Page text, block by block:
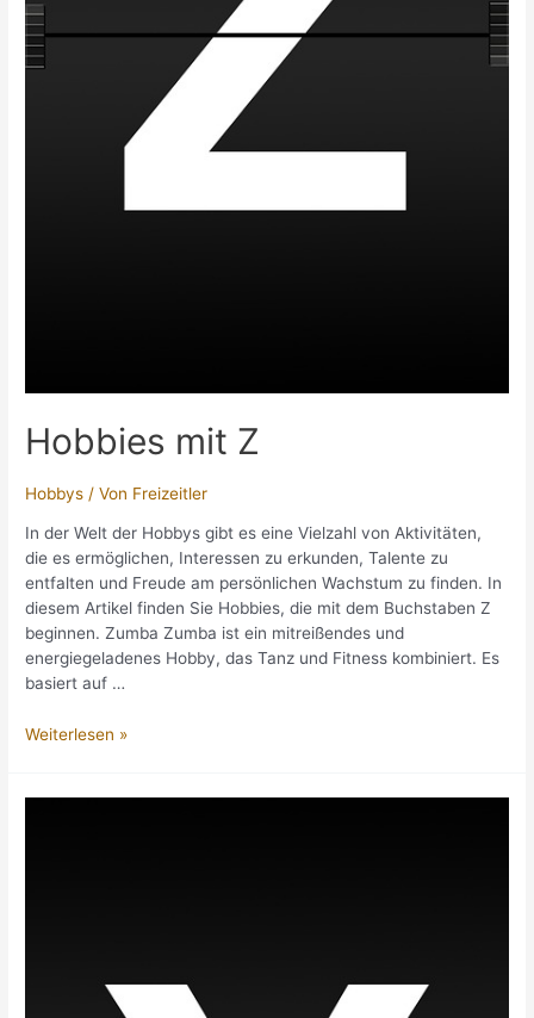
Hobbies mit Z
Hobbys / Von Freizeitler
In der Welt der Hobbys gibt es eine Vielzahl von Aktivitäten,
die es ermöglichen, Interessen zu erkunden, Talente zu
entfalten und Freude am persönlichen Wachstum zu finden. In
diesem Artikel finden Sie Hobbies, die mit dem Buchstaben Z
beginnen. Zumba Zumba ist ein mitreißendes und
energiegeladenes Hobby, das Tanz und Fitness kombiniert. Es
basiert auf …
Hobbies
Weiterlesen »